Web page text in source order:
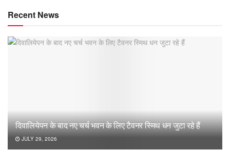
Recent News
दिवालियेपन के बाद नए चर्च भवन के लिए टैवनर स्मिथ धन जुटा रहे हैं
JULY 29, 2026